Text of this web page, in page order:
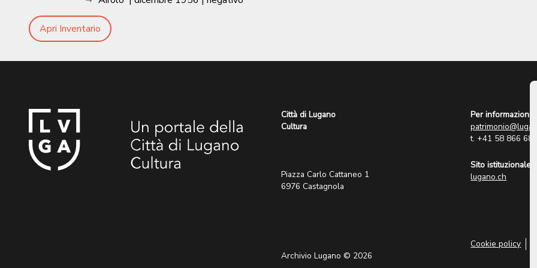
Apri Inventario
Città di Lugano
Cultura
Piazza Carlo Cattaneo 1
6976 Castagnola
Archivio Lugano © 2026
Per informazioni:
t. +41 58 866 68
Sito istituzionale:
lugano.ch
Cookie policy